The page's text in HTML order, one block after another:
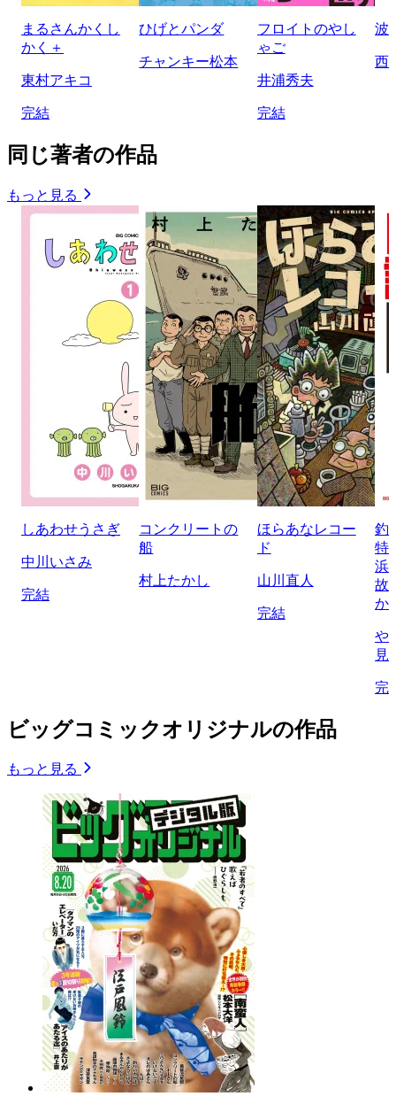
まるさんかくし
かく＋
東村アキコ
完結
ひげとパンダ
チャンキー松本
フロイトのやし
ゃご
井浦秀夫
完結
波
西
同じ著者の作品
もっと見る
しあわせうさぎ
中川いさみ
完結
コンクリートの
船
村上たかし
ほらあなレコー
ド
山川直人
完結
釣
特
浜
故
か
や
見
完
ビッグコミックオリジナルの作品
もっと見る